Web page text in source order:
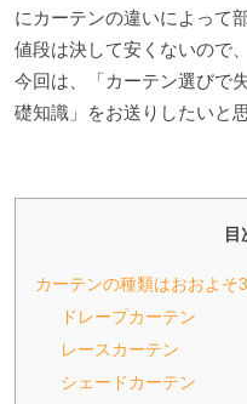
にカーテンの違いによって
値段は決して安くないので
今回は、「カーテン選びで
礎知識」をお送りしたいと
目
カーテンの種類はおおよそ3
ドレープカーテン
レースカーテン
シェードカーテン